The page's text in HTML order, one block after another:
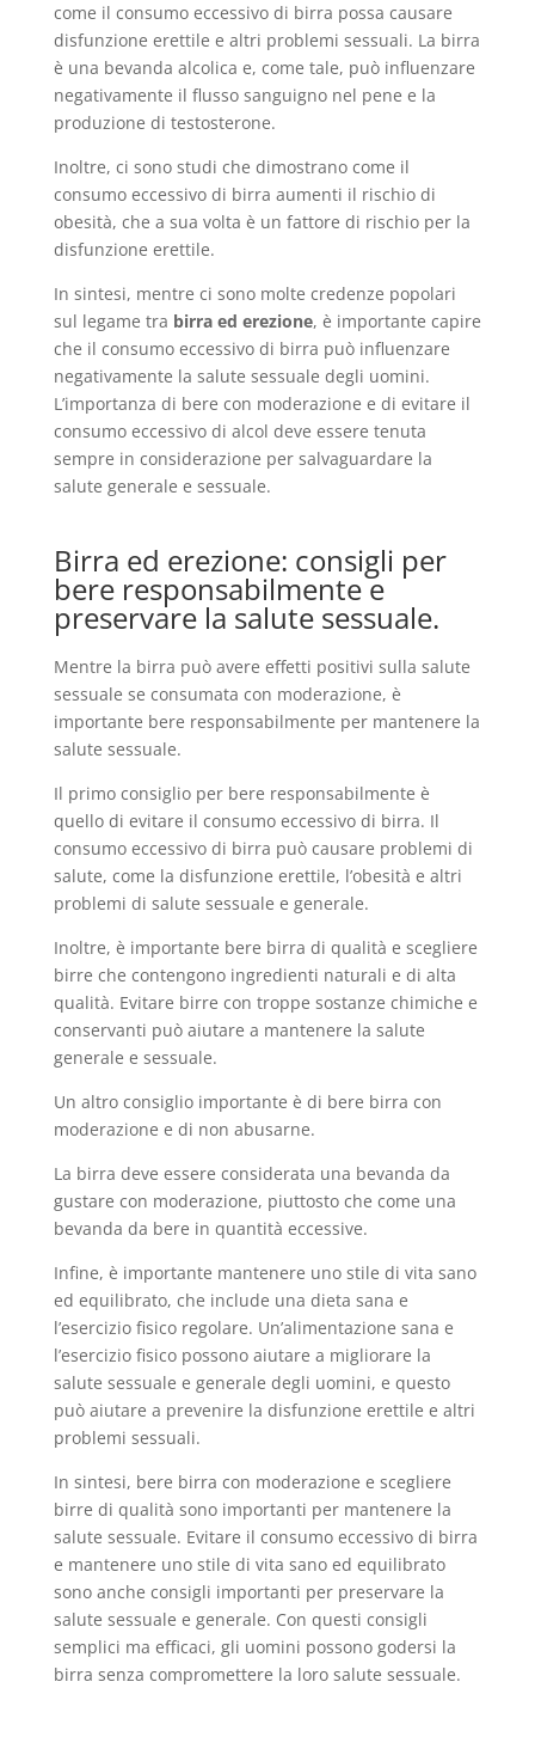
come il consumo eccessivo di birra possa causare
disfunzione erettile e altri problemi sessuali. La birra
è una bevanda alcolica e, come tale, può influenzare
negativamente il flusso sanguigno nel pene e la
produzione di testosterone.
Inoltre, ci sono studi che dimostrano come il
consumo eccessivo di birra aumenti il rischio di
obesità, che a sua volta è un fattore di rischio per la
disfunzione erettile.
In sintesi, mentre ci sono molte credenze popolari
sul legame tra birra ed erezione, è importante capire
che il consumo eccessivo di birra può influenzare
negativamente la salute sessuale degli uomini.
L’importanza di bere con moderazione e di evitare il
consumo eccessivo di alcol deve essere tenuta
sempre in considerazione per salvaguardare la
salute generale e sessuale.
Birra ed erezione: consigli per
bere responsabilmente e
preservare la salute sessuale.
Mentre la birra può avere effetti positivi sulla salute
sessuale se consumata con moderazione, è
importante bere responsabilmente per mantenere la
salute sessuale.
Il primo consiglio per bere responsabilmente è
quello di evitare il consumo eccessivo di birra. Il
consumo eccessivo di birra può causare problemi di
salute, come la disfunzione erettile, l’obesità e altri
problemi di salute sessuale e generale.
Inoltre, è importante bere birra di qualità e scegliere
birre che contengono ingredienti naturali e di alta
qualità. Evitare birre con troppe sostanze chimiche e
conservanti può aiutare a mantenere la salute
generale e sessuale.
Un altro consiglio importante è di bere birra con
moderazione e di non abusarne.
La birra deve essere considerata una bevanda da
gustare con moderazione, piuttosto che come una
bevanda da bere in quantità eccessive.
Infine, è importante mantenere uno stile di vita sano
ed equilibrato, che include una dieta sana e
l’esercizio fisico regolare. Un’alimentazione sana e
l’esercizio fisico possono aiutare a migliorare la
salute sessuale e generale degli uomini, e questo
può aiutare a prevenire la disfunzione erettile e altri
problemi sessuali.
In sintesi, bere birra con moderazione e scegliere
birre di qualità sono importanti per mantenere la
salute sessuale. Evitare il consumo eccessivo di birra
e mantenere uno stile di vita sano ed equilibrato
sono anche consigli importanti per preservare la
salute sessuale e generale. Con questi consigli
semplici ma efficaci, gli uomini possono godersi la
birra senza compromettere la loro salute sessuale.